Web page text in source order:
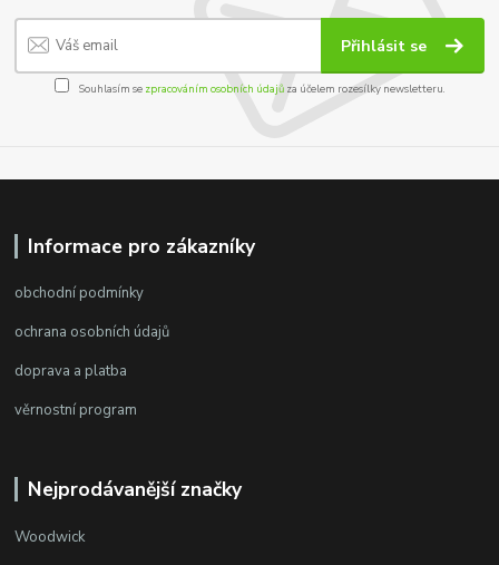
Přihlásit se
Souhlasím se zpracováním osobních údajůza účelem rozesílky newsletteru.
Informace pro zákazníky
obchodní podmínky
ochrana osobních údajů
doprava a platba
věrnostní program
Nejprodávanější značky
Woodwick